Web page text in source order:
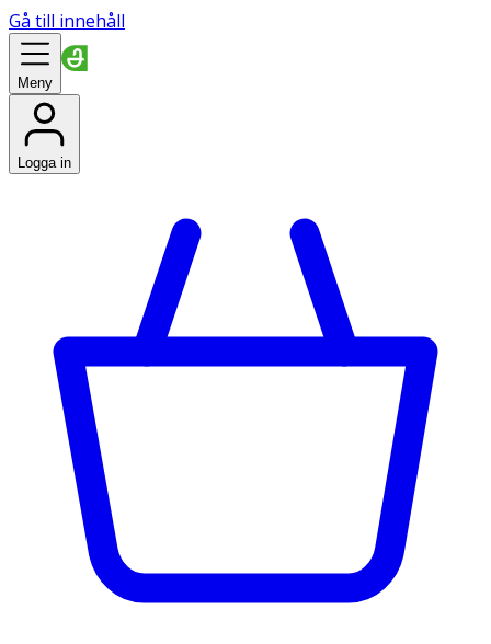
Gå till innehåll
Meny
Logga in